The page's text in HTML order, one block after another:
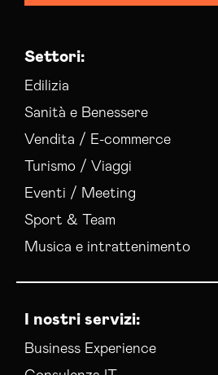
Settori:
Edilizia
Sanità e Benessere
Vendita / E-commerce
Turismo / Viaggi
Eventi / Meeting
Sport & Team
Musica e intrattenimento
I nostri servizi:
Business Experience